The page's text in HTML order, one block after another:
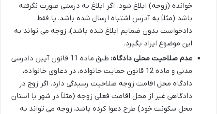
خوانده (زوجه) ابلاغ شود. اگر ابلاغ به درستی صورت نگرفته
باشد (مثلاً به آدرس اشتباه ارسال شده باشد، یا فقط
دادخواست بدون ضمایم ابلاغ شده باشد)، زوجه می تواند به
این موضوع ایراد بگیرد.
عدم صلاحیت محلی دادگاه:
طبق ماده 11 قانون آیین دادرسی
مدنی و ماده 12 قانون حمایت خانواده، در دعاوی خانواده،
دادگاه محل اقامت زوجه صلاحیت رسیدگی دارد. اگر زوج در
دادگاهی غیر از محل اقامت فعلی زوجه (مثلاً در شهر یا استان
محل سکونت خود) طرح دعوا کرده باشد، زوجه می تواند به